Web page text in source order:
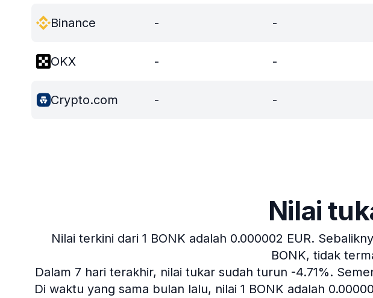
Binance - -
OKX - -
Crypto.com - -
Nilai
Nilai terkini dari 1 BONK adalah 0.000002 EUR.
BONK, tidak
Dalam 7 hari terakhir, nilai tukar sudah turun -4.71%.
Di waktu yang sama bulan lalu, nilai 1 BONK adalah